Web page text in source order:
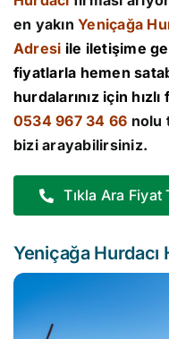
en yakınYeniçağa
Adresi ile iletişime
fiyatlarla hemen
hurdalarınız için
0534 967 34 66 nolu
bizi arayabilirsiniz.
Tıkla Ara Fiyat
Yeniçağa Hurdacı